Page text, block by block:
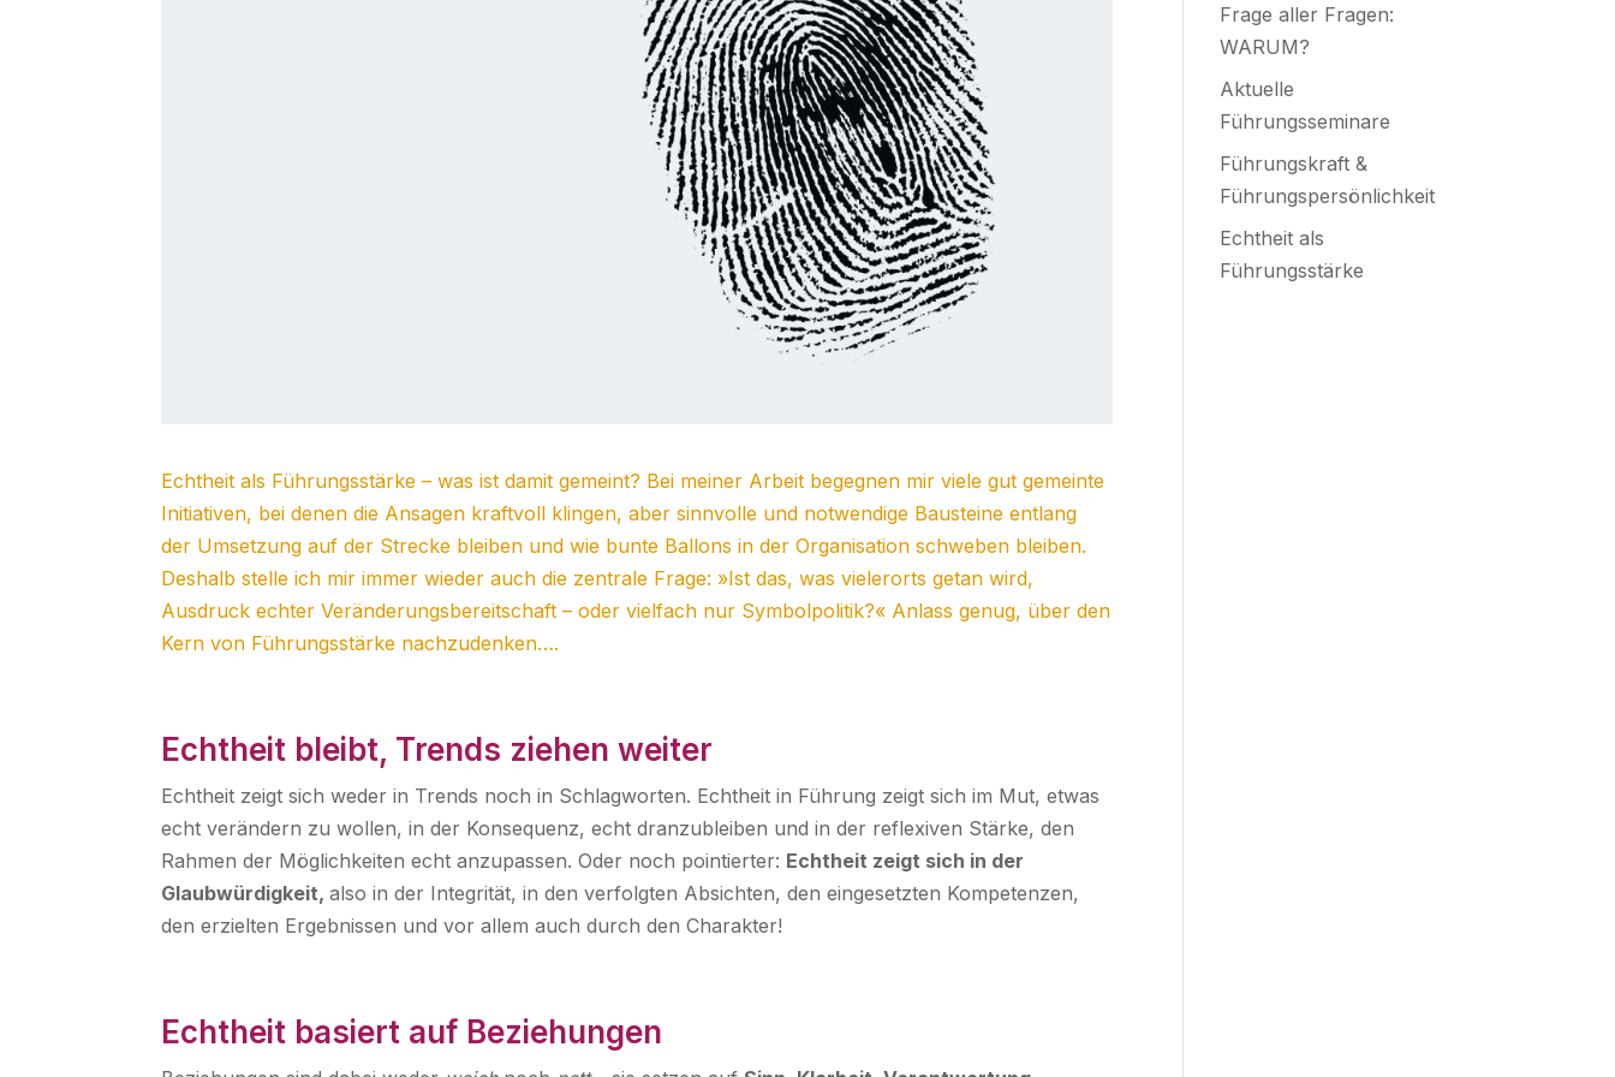
Echtheit als Führungsstärke – was ist damit gemeint? Bei meiner Arbeit begegnen mir viele gut gemeinte
Initiativen, bei denen die Ansagen kraftvoll klingen, aber sinnvolle und notwendige Bausteine entlang
der Umsetzung auf der Strecke bleiben und wie bunte Ballons in der Organisation schweben bleiben.
Deshalb stelle ich mir immer wieder auch die zentrale Frage: »Ist das, was vielerorts getan wird,
Ausdruck echter Veränderungsbereitschaft – oder vielfach nur Symbolpolitik?« Anlass genug, über den
Kern von Führungsstärke nachzudenken….
Echtheit bleibt, Trends ziehen weiter
Echtheit zeigt sich weder in Trends noch in Schlagworten. Echtheit in Führung zeigt sich im Mut, etwas
echt verändern zu wollen, in der Konsequenz, echt dranzubleiben und in der reflexiven Stärke, den
Rahmen der Möglichkeiten echt anzupassen. Oder noch pointierter: Echtheit zeigt sich in der
Glaubwürdigkeit,also in der Integrität, in den verfolgten Absichten, den eingesetzten Kompetenzen,
den erzielten Ergebnissen und vor allem auch durch den Charakter!
Echtheit basiert auf Beziehungen
Frage aller Fragen:
WARUM?
Aktuelle
Führungsseminare
Führungskraft &
Führungspersönlichkeit
Echtheit als
Führungsstärke